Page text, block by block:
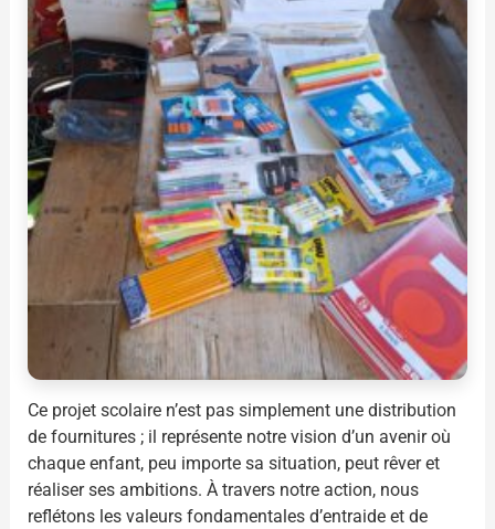
Ce projet scolaire n’est pas simplement une distribution
de fournitures ; il représente notre vision d’un avenir où
chaque enfant, peu importe sa situation, peut rêver et
réaliser ses ambitions. À travers notre action, nous
reflétons les valeurs fondamentales d’entraide et de